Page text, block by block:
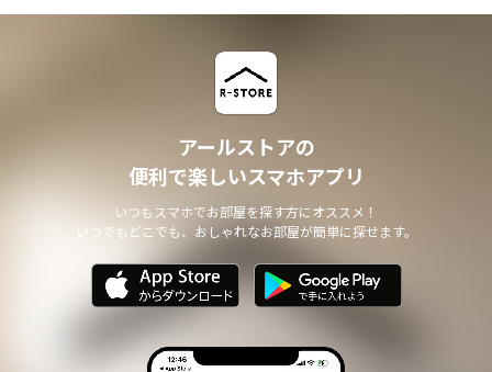
アールストアの
便利で楽しいスマホアプリ
いつもスマホでお部屋を探す方にオススメ！
いつでもどこでも、おしゃれなお部屋が簡単に探せます。